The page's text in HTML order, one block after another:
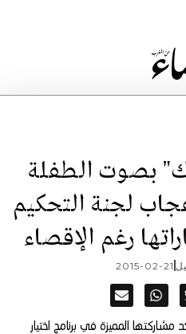
بصوت الطفلة
لجنة التحكيم
رغم الإقصاء
2015-02-21
المميزة في برنامج اختيار